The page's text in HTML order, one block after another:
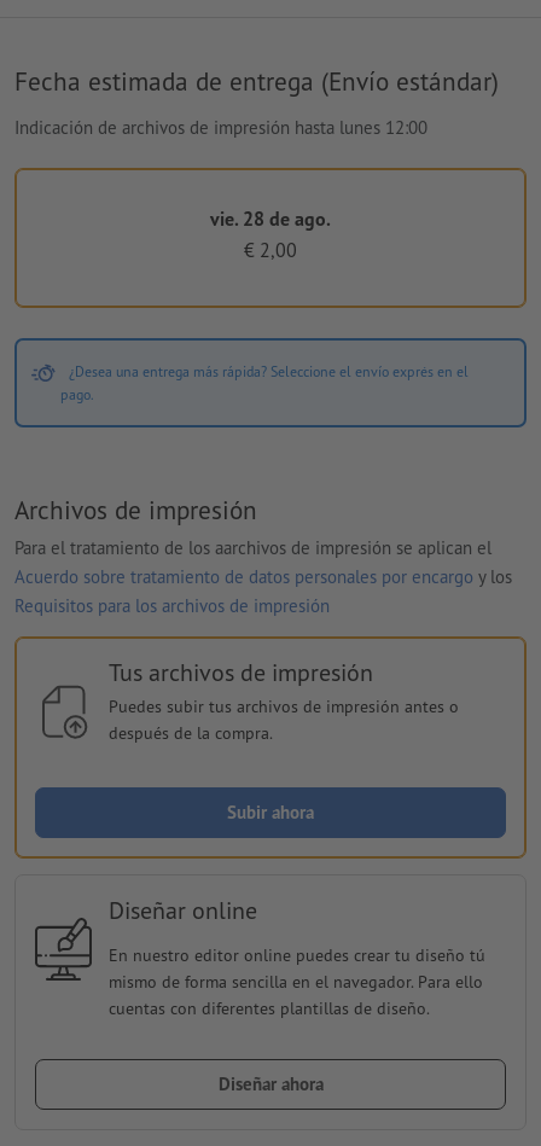
Fecha estimada de entrega (Envío estándar)
Indicación de archivos de impresión hasta lunes 12:00
vie. 28 de ago.
€ 2,00
¿Desea una entrega más rápida? Seleccione el envío exprés en el
pago.
Archivos de impresión
Para el tratamiento de los aarchivos de impresión se aplican el
Acuerdo sobre tratamiento de datos personales por encargo y los
Requisitos para los archivos de impresión
Tus archivos de impresión
Puedes subir tus archivos de impresión antes o
después de la compra.
Subir ahora
Diseñar online
En nuestro editor online puedes crear tu diseño tú
mismo de forma sencilla en el navegador. Para ello
cuentas con diferentes plantillas de diseño.
Diseñar ahora